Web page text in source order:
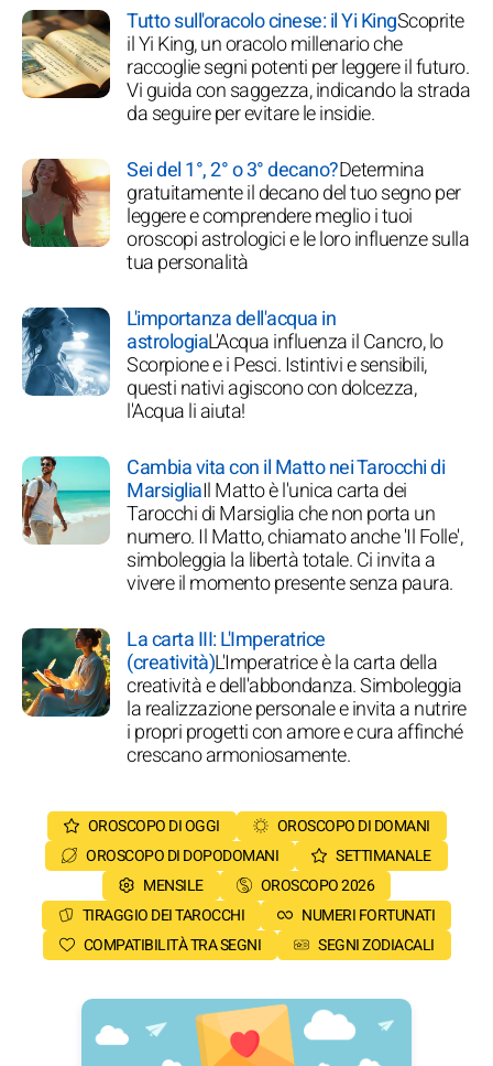
Tutto sull'oracolo cinese: il Yi KingScoprite
il Yi King, un oracolo millenario che
raccoglie segni potenti per leggere il futuro.
Vi guida con saggezza, indicando la strada
da seguire per evitare le insidie.
Sei del 1°, 2° o 3° decano?Determina
gratuitamente il decano del tuo segno per
leggere e comprendere meglio i tuoi
oroscopi astrologici e le loro influenze sulla
tua personalità
L'importanza dell'acqua in
astrologiaL'Acqua influenza il Cancro, lo
Scorpione e i Pesci. Istintivi e sensibili,
questi nativi agiscono con dolcezza,
l'Acqua li aiuta!
Cambia vita con il Matto nei Tarocchi di
MarsigliaIl Matto è l'unica carta dei
Tarocchi di Marsiglia che non porta un
numero. Il Matto, chiamato anche 'Il Folle',
simboleggia la libertà totale. Ci invita a
vivere il momento presente senza paura.
La carta III: L'Imperatrice
(creatività)L'Imperatrice è la carta della
creatività e dell'abbondanza. Simboleggia
la realizzazione personale e invita a nutrire
i propri progetti con amore e cura affinché
crescano armoniosamente.
OROSCOPO DI OGGI
OROSCOPO DI DOMANI
OROSCOPO DI DOPODOMANI
SETTIMANALE
MENSILE
OROSCOPO 2026
TIRAGGIO DEI TAROCCHI
NUMERI FORTUNATI
COMPATIBILITÀ TRA SEGNI
SEGNI ZODIACALI